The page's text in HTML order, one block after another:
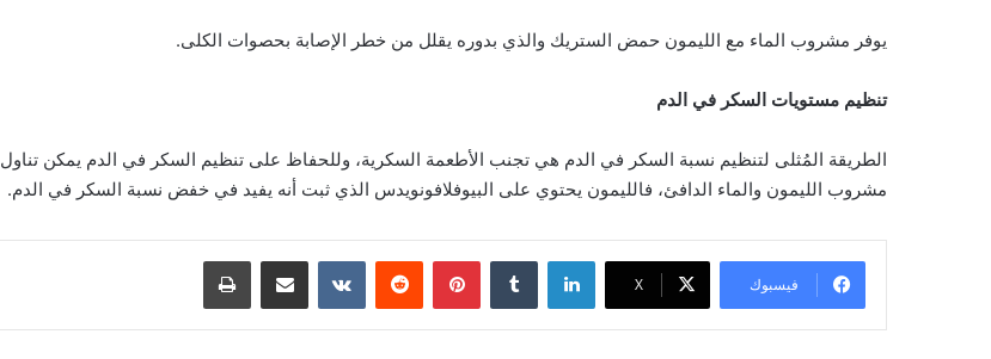
يوفر مشروب الماء مع الليمون حمض الستريك والذي بدوره يقلل من خطر الإصابة بحصوات الكلى.
تنظيم مستويات السكر في الدم
الطريقة المُثلى لتنظيم نسبة السكر في الدم هي تجنب الأطعمة السكرية، وللحفاظ على تنظيم السكر في الدم يمكن تناول
مشروب الليمون والماء الدافئ، فالليمون يحتوي على البيوفلافونويدس الذي ثبت أنه يفيد في خفض نسبة السكر في الدم.
فيسبوك ‫X
لينكدإن بينتيريست